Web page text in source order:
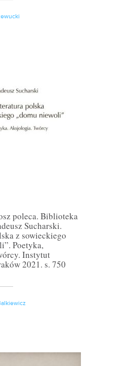
poleca. Biblioteka
Sucharski.
z sowieckiego
Poetyka,
Instytut
2021. s. 750